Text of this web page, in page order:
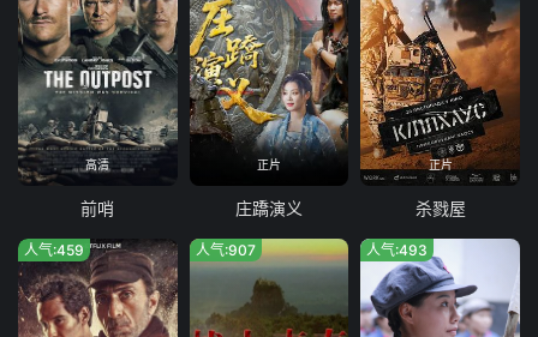
高清
前哨
正片
庄蹻演义
正片
杀戮屋
人气:459 人气:907 人气:493